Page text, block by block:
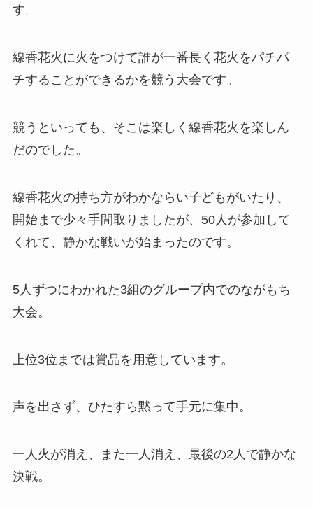
す。
線香花火に火をつけて誰が一番長く花火をパチパ
チすることができるかを競う大会です。
競うといっても、そこは楽しく線香花火を楽しん
だのでした。
線香花火の持ち方がわかならい子どもがいたり、
開始まで少々手間取りましたが、50人が参加して
くれて、静かな戦いが始まったのです。
5人ずつにわかれた3組のグループ内でのながもち
大会。
上位3位までは賞品を用意しています。
声を出さず、ひたすら黙って手元に集中。
一人火が消え、また一人消え、最後の2人で静かな
決戦。